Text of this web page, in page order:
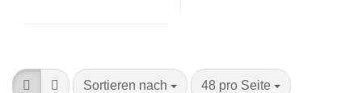
Sortieren nach
Sortieren nach 48 pro Seite
pro Seite